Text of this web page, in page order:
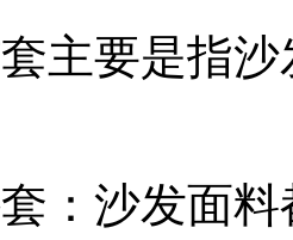
要是指沙
沙发面料